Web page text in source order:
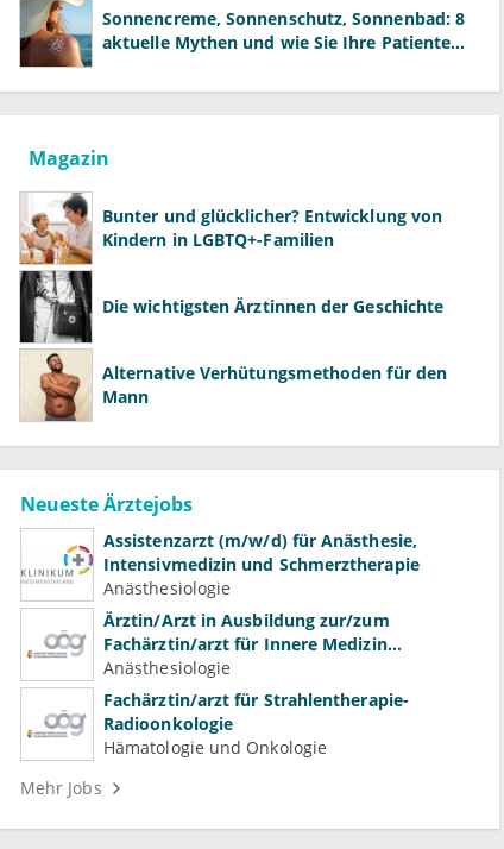
Sonnencreme, Sonnenschutz, Sonnenbad: 8
aktuelle Mythen und wie Sie Ihre Patienten
Magazin
Bunter und glücklicher? Entwicklung von
Kindern in LGBTQ+-Familien
Die wichtigsten Ärztinnen der Geschichte
Alternative Verhütungsmethoden für den
Mann
Neueste Ärztejobs
Assistenzarzt (m/w/d) für Anästhesie,
Intensivmedizin und Schmerztherapie
Anästhesiologie
Ärztin/Arzt in Ausbildung zur/zum
Fachärztin/arzt für Innere Medizin
(Kardiologie, Nephrologie, Intensivmedizin)
Anästhesiologie
Fachärztin/arzt für Strahlentherapie-
Radioonkologie
Hämatologie und Onkologie
Mehr Jobs